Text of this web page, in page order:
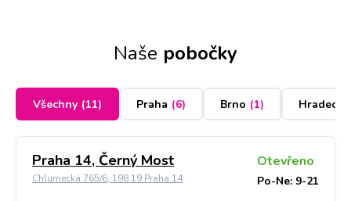
Naše pobočky
Všechny (11) Praha (6) Brno (1) Hradec
Praha 14, Černý Most
Chlumecká 765/6, 198 19 Praha 14
Otevřeno
Po-Ne: 9-21